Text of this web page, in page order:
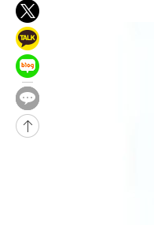
한민수·김용 순
-28278초 전 >
청래 44.56%
-27560초 전 >
[속보]與 대표
42.08%·宋 10.17%
-27094초 전 >
이강인 "아틀레
것"
-27029초 전 >
[속보]與 당대표
-20803초 전 >
낮 최고 35도 '
-20073초 전 >
[속보]이강인 "감
틀레티코 이적"
수도권 40도 육
온열질환 사망자
강릉에 시간당
백운산서 80년근